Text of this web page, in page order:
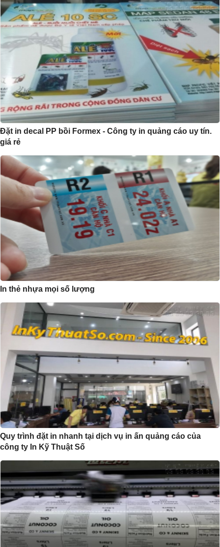
Đặt in decal PP bồi Formex - Công ty in quảng cáo uy tín.
giá rẻ
In thẻ nhựa mọi số lượng
Quy trình đặt in nhanh tại dịch vụ in ấn quảng cáo của
công ty In Kỹ Thuật Số